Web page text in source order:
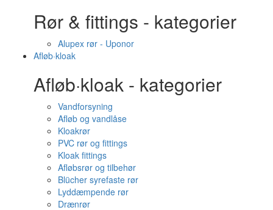
Rør & fittings - kategorier
Alupex rør - Uponor
Afløb·kloak
Afløb·kloak - kategorier
Vandforsyning
Afløb og vandlåse
Kloakrør
PVC rør og fittings
Kloak fittings
Afløbsrør og tilbehør
Blücher syrefaste rør
Lyddæmpende rør
Drænrør